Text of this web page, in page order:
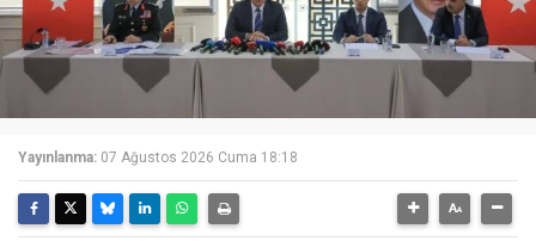
Yayınlanma: 07 Ağustos 2026 Cuma 18:18